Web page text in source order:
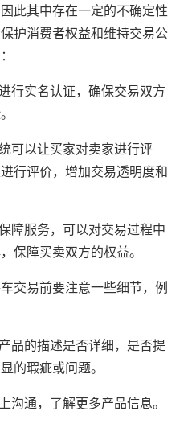
此其中存在一定的不确定性
护消费者权益和维持交易公
行实名认证，确保交易双方
可以让买家对卖家进行评
行评价，增加交易透明度和
障服务，可以对交易过程中
保障买卖双方的权益。
交易前要注意一些细节，例
品的描述是否详细，是否提
的瑕疵或问题。
沟通，了解更多产品信息。